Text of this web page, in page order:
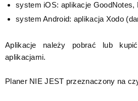
system iOS: aplikacje GoodNotes,
system Android: aplikacja Xodo
Aplikacje należy pobrać lub
aplikacjami.
Planer NIE JEST przeznaczony na